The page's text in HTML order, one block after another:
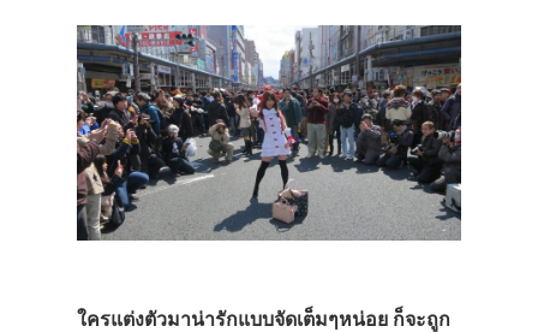
ใครแต่งตัวมาน่ารักแบบจัดเต็มๆหน่อย ก็จะถูก